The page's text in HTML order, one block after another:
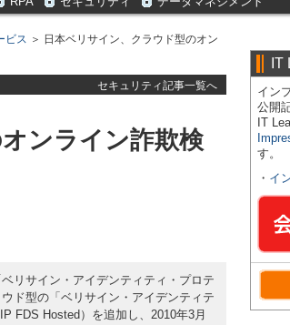
ビス ＞ 日本ベリサイン、クラウド型のオン
セキュリティ記事一覧へ
ンライン詐欺検
リサイン・アイデンティティ・プロテ
ド型の「ベリサイン・アイデンティテ
FDS Hosted）を追加し、2010年3月
IT
イン
公開
IT
す。
・ イ